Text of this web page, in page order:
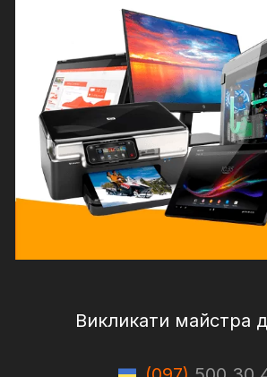
Викликати майстра